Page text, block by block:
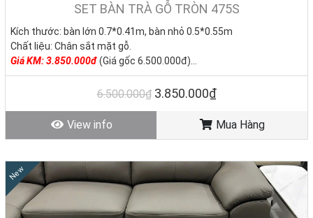
SET BÀN TRÀ GỖ TRÒN 475S
Kích thước: bàn lớn 0.7*0.41m, bàn nhỏ 0.5*0.55m
Chất liệu: Chân sắt mặt gỗ.
Giá KM: 3.850.000đ(Giá gốc 6.500.000đ)
Tình trạng: Hàng mới - Còn hàng
6.500.000₫ 3.850.000₫
View info Mua Hàng
New